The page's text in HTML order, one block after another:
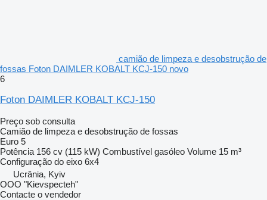
camião de limpeza e desobstrução de
fossas Foton DAIMLER KOBALT KCJ-150 novo
6
Foton DAIMLER KOBALT KCJ-150
Preço sob consulta
Camião de limpeza e desobstrução de fossas
Euro 5
Potência 156 cv (115 kW) Combustível gasóleo Volume 15 m³
Configuração do eixo 6x4
Ucrânia, Kyiv
OOO "Kievspecteh"
Contacte o vendedor